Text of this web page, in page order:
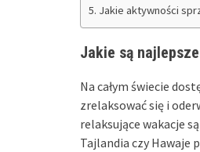
Jakie aktywności
Jakie są
Na całym świecie
zrelaksować się i
relaksujące wakacje są
Tajlandia czy Hawaje